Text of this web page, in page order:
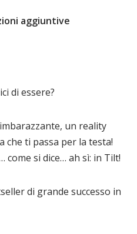
aggiuntive
di essere?
un reality
che ti passa per la testa!
come si dice… ah sì: in Tilt!
di grande successo in